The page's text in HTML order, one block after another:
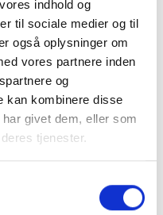
indhold og
til sociale medier og til
også oplysninger om
vores partnere inden
og
kan kombinere disse
givet dem, eller som
tjenester.